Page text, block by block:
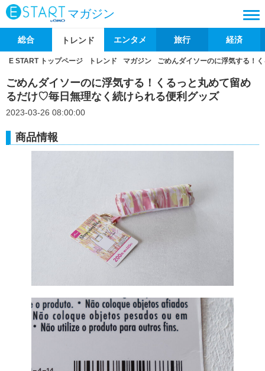
マガジン
総合 トレンド エンタメ 旅行 経済
E START トップページ トレンド マガジン ごめんダイソーのに浮気する！
ごめんダイソーのに浮気する！くるっと丸めて留め
るだけ♡毎日無理なく続けられる便利グッズ
2023-03-26 08:00:00
商品情報